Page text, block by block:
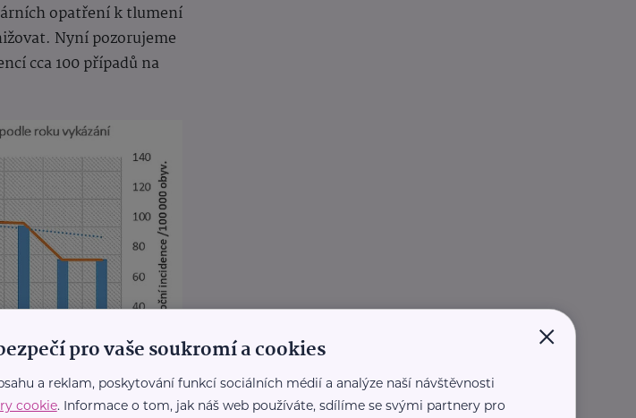
opatření k tlumení
Nyní pozorujeme
cca 100 případů na
×
pro vaše soukromí a cookies
a reklam, poskytování funkcí sociálních médií a analýze naší návštěvnosti
cookie. Informace o tom, jak náš web používáte, sdílíme se svými partnery pro